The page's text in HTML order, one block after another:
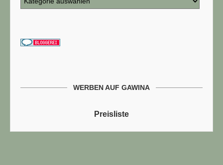
WERBEN AUF GAWINA
Preisliste